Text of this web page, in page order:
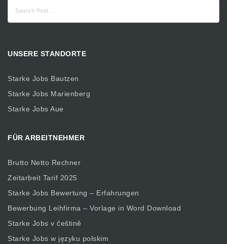
nach:
UNSERE STANDORTE
Starke Jobs Bautzen
Starke Jobs Marienberg
Starke Jobs Aue
FÜR ARBEITNEHMER
Brutto Netto Rechner
Zeitarbeit Tarif 2025
Starke Jobs Bewertung – Erfahrungen
Bewerbung Leihfirma – Vorlage in Word Download
Starke Jobs v češtině
Starke Jobs w języku polskim